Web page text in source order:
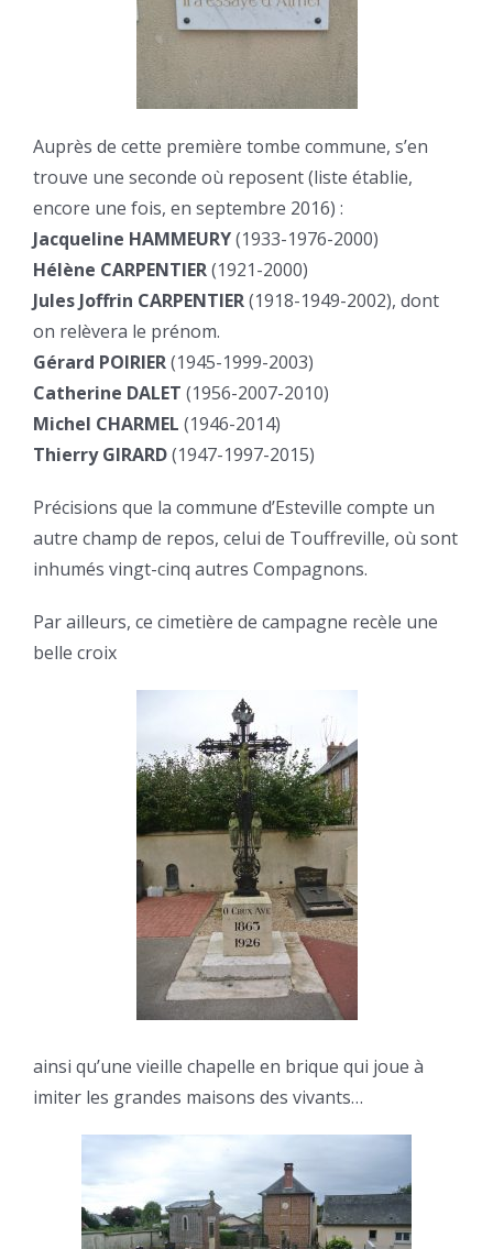
Auprès de cette première tombe commune, s’en
trouve une seconde où reposent (liste établie,
encore une fois, en septembre 2016) :
Jacqueline HAMMEURY(1933-1976-2000)
Hélène CARPENTIER(1921-2000)
Jules Joffrin CARPENTIER(1918-1949-2002), dont
on relèvera le prénom.
Gérard POIRIER(1945-1999-2003)
Catherine DALET (1956-2007-2010)
Michel CHARMEL (1946-2014)
Thierry GIRARD(1947-1997-2015)
Précisions que la commune d’Esteville compte un
autre champ de repos, celui de Touffreville, où sont
inhumés vingt-cinq autres Compagnons.
Par ailleurs, ce cimetière de campagne recèle une
belle croix
ainsi qu’une vieille chapelle en brique qui joue à
imiter les grandes maisons des vivants…